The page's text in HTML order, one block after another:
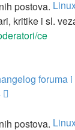
kritike i sl.
ce
foruma